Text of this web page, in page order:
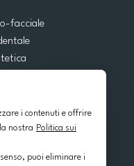
i contenuti e offrire
nostra Politica sui
puoi eliminare i
facciale